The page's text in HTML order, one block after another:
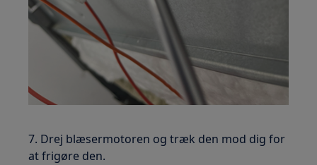
7. Drej blæsermotoren og træk den mod dig for
at frigøre den.